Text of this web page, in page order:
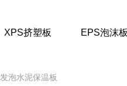
XPS挤塑板 EPS泡沫板
发泡水泥保温板